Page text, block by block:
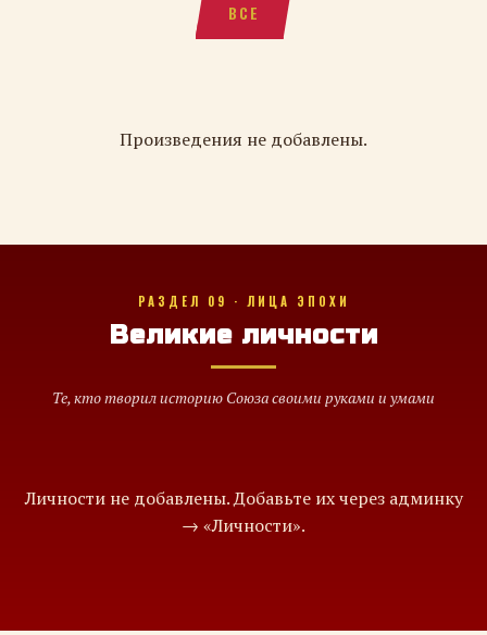
ВСЕ
Произведения не добавлены.
РАЗДЕЛ 09 · ЛИЦА ЭПОХИ
Великие личности
Те, кто творил историю Союза своими руками и умами
Личности не добавлены. Добавьте их через админку
→ «Личности».